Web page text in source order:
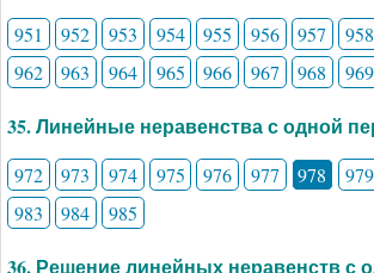
951 952 953 954 955 956 957 958
962
963 964 965 966 967 968 969
35. Линейные неравенства с одной
972 973 974 975 976 977 978 979
983
984 985
36. Решение линейных неравенств с